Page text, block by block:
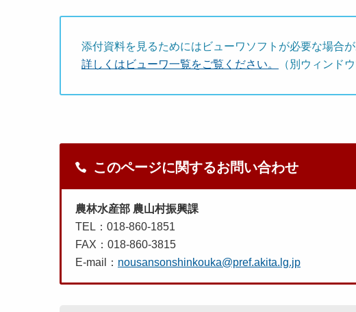
添付資料を見るためにはビューワソフトが必要な場合が
詳しくはビューワ一覧をご覧ください。
（別ウィンド
このページに関するお問い合わせ
農林水産部 農山村振興課
TEL：018-860-1851
FAX：018-860-3815
E-mail： nousansonshinkouka@pref.akita.lg.jp